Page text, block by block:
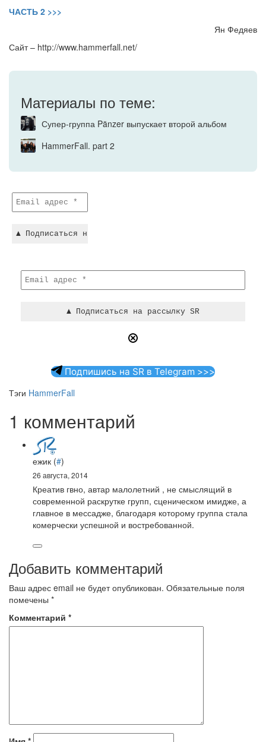
ЧАСТЬ 2 >>>
Ян Федяев
Сайт – http://www.hammerfall.net/
Материалы по теме:
Супер-группа Pänzer выпускает второй альбом
HammerFall. part 2
Подпишись на SR в Telegram >>>
Тэги HammerFall
1 комментарий
ежик (#)
26 августа, 2014
Креатив гвно, автар малолетний , не смыслящий в
современной раскрутке групп, сценическом имидже, а
главное в мессадже, благодаря которому группа стала
комерчески успешной и востребованной.
Добавить комментарий
Ваш адрес email не будет опубликован. Обязательные поля
помечены *
Комментарий *